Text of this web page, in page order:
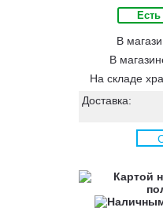
В
В
На складе
Доставка: